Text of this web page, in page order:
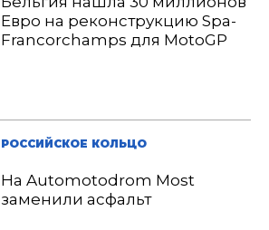
Евро на реконструкцию Spa-
Francorchamps для MotoGP
РОССИЙСКОЕ КОЛЬЦО
На Automotodrom Most
заменили асфальт